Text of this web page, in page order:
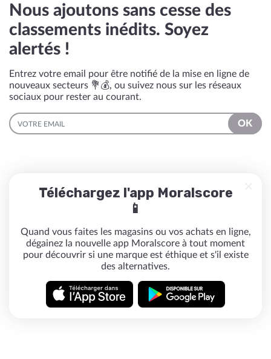
Nous ajoutons sans cesse des
classements inédits. Soyez
alertés !
Entrez votre email pour être notifié de la mise en ligne de
nouveaux secteurs 💐💰, ou suivez nous sur les réseaux
sociaux pour rester au courant.
EMAIL
OK
Téléchargez l'app Moralscore
📱
Quand vous faites les magasins ou vos achats en ligne,
dégainez la nouvelle app Moralscore à tout moment
pour découvrir si une marque est éthique et s'il existe
des alternatives.